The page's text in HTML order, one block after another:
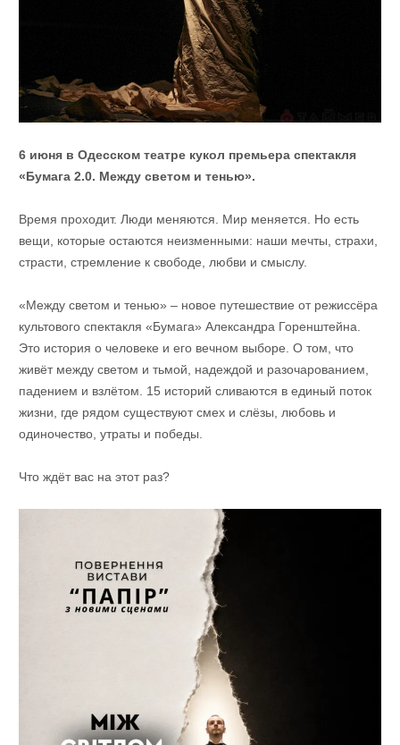
6 июня в Одесском театре кукол премьера спектакля
«Бумага 2.0. Между светом и тенью».
Время проходит. Люди меняются. Мир меняется. Но есть
вещи, которые остаются неизменными: наши мечты, страхи,
страсти, стремление к свободе, любви и смыслу.
«Между светом и тенью» – новое путешествие от режиссёра
культового спектакля «Бумага» Александра Горенштейна.
Это история о человеке и его вечном выборе. О том, что
живёт между светом и тьмой, надеждой и разочарованием,
падением и взлётом. 15 историй сливаются в единый поток
жизни, где рядом существуют смех и слёзы, любовь и
одиночество, утраты и победы.
Что ждёт вас на этот раз?